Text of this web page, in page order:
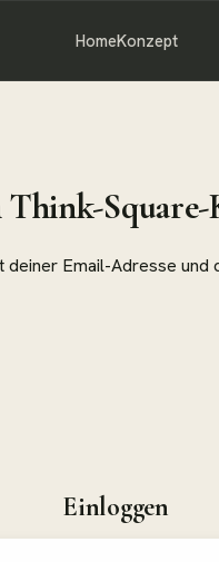
HomeKonzept
Think-
deiner Email-Adresse und
Einloggen